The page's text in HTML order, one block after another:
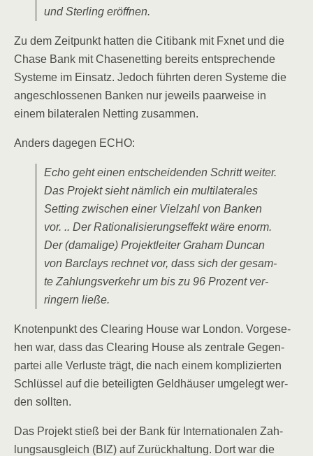
und Ster­ling eröffnen.
Zu dem Zeit­punkt hat­ten die Citi­bank mit Fxnet und die
Cha­se Bank mit Cha­se­net­ting bereits ent­spre­chen­de
Sys­te­me im Ein­satz. Jedoch führ­ten deren Sys­te­me die
ange­schlos­se­nen Ban­ken nur jeweils paar­wei­se in
einem bila­te­ra­len Net­ting zusammen.
Anders dage­gen ECHO:
Echo geht einen ent­schei­den­den Schritt wei­ter.
Das Pro­jekt sieht näm­lich ein mul­ti­la­te­ra­les
Set­ting zwi­schen einer Viel­zahl von Ban­ken
vor. .. Der Ratio­na­li­sie­rungs­ef­fekt wäre enorm.
Der (dama­li­ge) Pro­jekt­lei­ter Gra­ham Dun­can
von Bar­clays rech­net vor, dass sich der gesam­
te Zah­lungs­ver­kehr um bis zu 96 Pro­zent ver­
rin­gern ließe.
Kno­ten­punkt des Clea­ring House war Lon­don. Vor­ge­se­
hen war, dass das Clea­ring House als zen­tra­le Gegen­
par­tei alle Ver­lus­te trägt, die nach einem kom­pli­zier­ten
Schlüs­sel auf die betei­lig­ten Geld­häu­ser umge­legt wer­
den sollten.
Das Pro­jekt stieß bei der Bank für Inter­na­tio­na­len Zah­
lungs­aus­gleich (BIZ) auf Zurück­hal­tung. Dort war die